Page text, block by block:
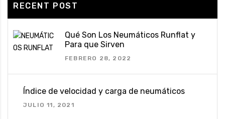
RECENT POST
Qué Son Los Neumáticos Runflat y
Para que Sirven
FEBRERO 28, 2022
Índice de velocidad y carga de neumáticos
JULIO 11, 2021